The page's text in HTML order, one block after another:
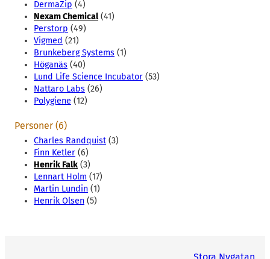
DermaZip (4)
Nexam Chemical(41)
Perstorp (49)
Vigmed (21)
Brunkeberg Systems (1)
Höganäs (40)
Lund Life Science Incubator (53)
Nattaro Labs (26)
Polygiene (12)
Personer (6)
Charles Randquist (3)
Finn Ketler (6)
Henrik Falk (3)
Lennart Holm (17)
Martin Lundin (1)
Henrik Olsen (5)